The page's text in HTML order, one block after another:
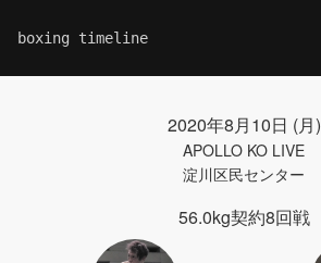
boxing timeline
2020年8月10日 (月)
APOLLO KO LIVE
淀川区民センター
56.0kg契約8回戦